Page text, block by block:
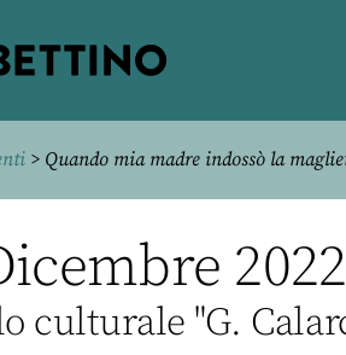
> Quando mia madre indossò la
culturale "G.